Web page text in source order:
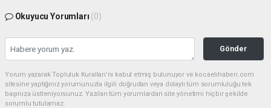
Okuyucu Yorumları (0)
Gönder
Yorum yazarak Topluluk Kuralları’nı kabul etmiş bulunuyor ve kocaelihaberi.com
sitesine yaptığınız yorumunuzla ilgili doğrudan veya dolaylı tüm sorumluluğu tek
başınıza üstleniyorsunuz. Yazılan tüm yorumlardan site yönetimi hiçbir şekilde
sorumlu tutulamaz.